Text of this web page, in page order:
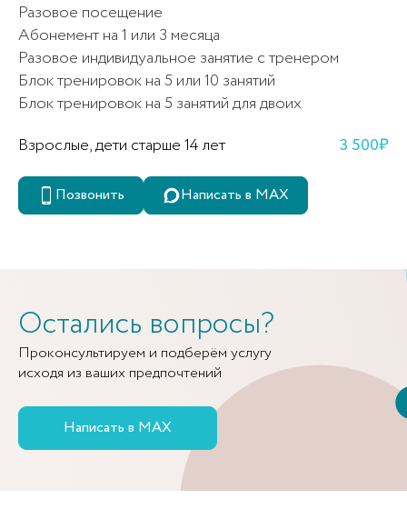
Разовое посещение
Абонемент на 1 или 3 месяца
Разовое индивидуальное занятие с тренером
Блок тренировок на 5 или 10 занятий
Блок тренировок на 5 занятий для двоих
Взрослые, дети старше 14 лет
3 500₽
Позвонить Написать в MAX
Остались вопросы?
Проконсультируем и подберём услугу
исходя из ваших предпочтений
Написать в MAX